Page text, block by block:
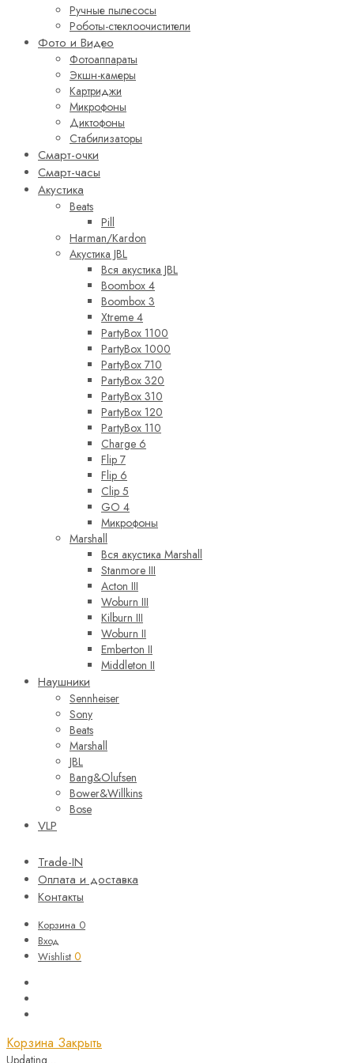
Ручные пылесосы
Роботы-стеклоочистители
Фото и Видео
Фотоаппараты
Экшн-камеры
Картриджи
Микрофоны
Диктофоны
Стабилизаторы
Смарт-очки
Смарт-часы
Акустика
Beats
Pill
Harman/Kardon
Акустика JBL
Вся акустика JBL
Boombox 4
Boombox 3
Xtreme 4
PartyBox 1100
PartyBox 1000
PartyBox 710
PartyBox 320
PartyBox 310
PartyBox 120
PartyBox 110
Charge 6
Flip 7
Flip 6
Clip 5
GO 4
Микрофоны
Marshall
Вся акустика Marshall
Stanmore III
Acton III
Woburn III
Kilburn III
Woburn II
Emberton II
Middleton II
Наушники
Sennheiser
Sony
Beats
Marshall
JBL
Bang&Olufsen
Bower&Willkins
Bose
VLP
Trade-IN
Оплата и доставка
Контакты
Корзина 0
Вход
Wishlist 0
Корзина Закрыть
Updating…